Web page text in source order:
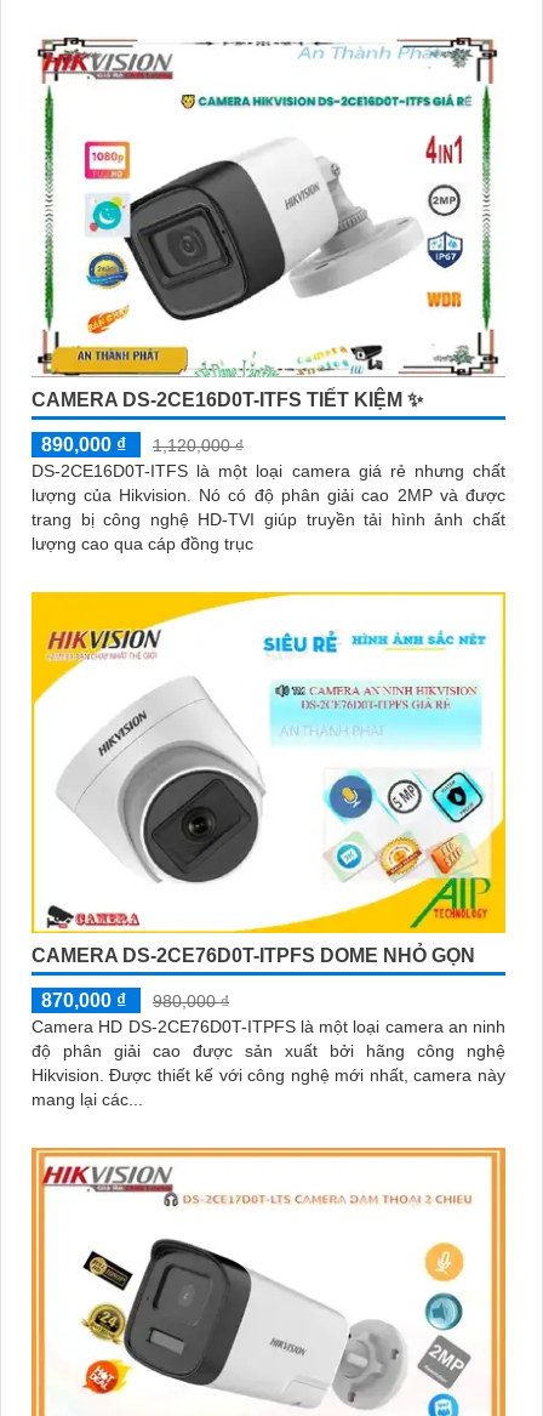
CAMERA DS-2CE16D0T-ITFS TIẾT KIỆM ✨
890,000 ₫
1,120,000 ₫
DS-2CE16D0T-ITFS là một loại camera giá rẻ nhưng chất
lượng của Hikvision. Nó có độ phân giải cao 2MP và được
trang bị công nghệ HD-TVI giúp truyền tải hình ảnh chất
lượng cao qua cáp đồng trục
CAMERA DS-2CE76D0T-ITPFS DOME NHỎ GỌN
870,000 ₫
980,000 ₫
Camera HD DS-2CE76D0T-ITPFS là một loại camera an ninh
độ phân giải cao được sản xuất bởi hãng công nghệ
Hikvision. Được thiết kế với công nghệ mới nhất, camera này
mang lại các...